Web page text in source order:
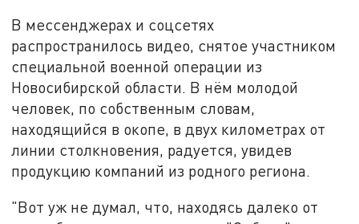
В мессенджерах и соцсетях
распространилось видео, снятое участником
специальной военной операции из
Новосибирской области. В нём молодой
человек, по собственным словам,
находящийся в окопе, в двух километрах от
линии столкновения, радуется, увидев
продукцию компаний из родного региона.
"Вот уж не думал, что, находясь далеко от